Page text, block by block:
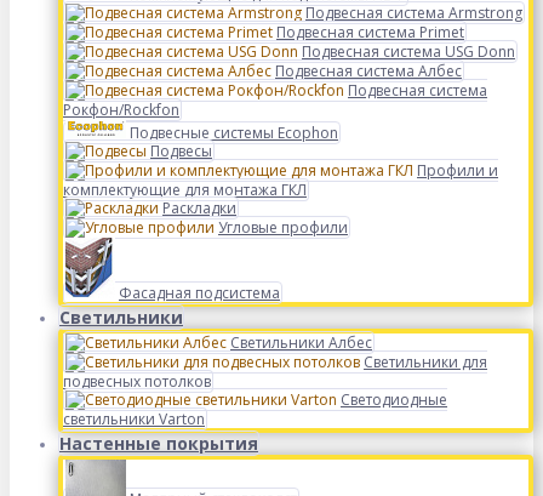
Подвесная система Armstrong
Подвесная система Primet
Подвесная система USG Donn
Подвесная система Албес
Подвесная система
Рокфон/Rockfon
Подвесные системы Ecophon
Подвесы
Профили и
комплектующие для монтажа ГКЛ
Раскладки
Угловые профили
Фасадная подсистема
Светильники
Светильники Албес
Светильники для
подвесных потолков
Светодиодные
светильники Varton
Настенные покрытия